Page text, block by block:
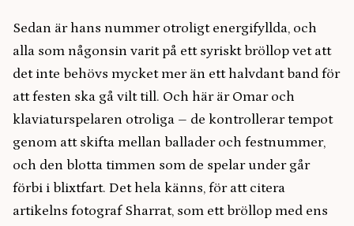
Sedan är hans nummer otroligt energifyllda, och
alla som någonsin varit på ett syriskt bröllop vet att
det inte behövs mycket mer än ett halvdant band för
att festen ska gå vilt till. Och här är Omar och
klaviaturspelaren otroliga – de kontrollerar tempot
genom att skifta mellan ballader och festnummer,
och den blotta timmen som de spelar under går
förbi i blixtfart. Det hela känns, för att citera
artikelns fotograf Sharrat, som ett bröllop med ens